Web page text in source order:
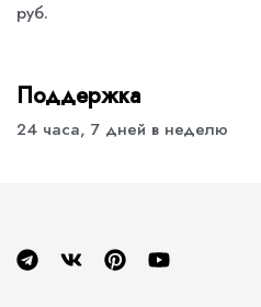
руб.
Поддержка
24 часа, 7 дней в неделю